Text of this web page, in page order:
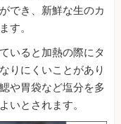
でき、新鮮な生のカ
ます。
いると加熱の際にタ
りにくいことがあり
や胃袋など塩分を多
いとされます。